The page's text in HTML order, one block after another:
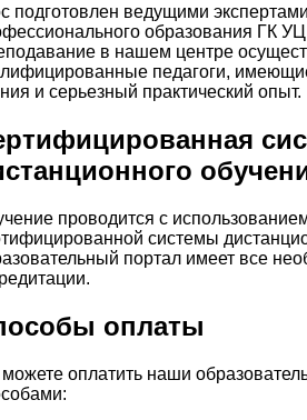
подготовлен ведущими
образования ГК
в нашем центре
педагоги,
и серьезный практический опыт.
проводится с
системы
портал имеет все
оплаты
оплатить наши